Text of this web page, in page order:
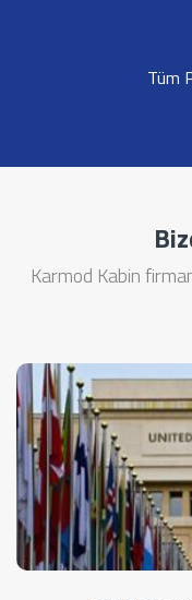
Tüm
Karmod Kabin